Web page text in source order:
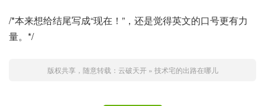
/*本来想给结尾写成“现在！”，还是觉得英文的口号更有力
量。*/
版权共享，随意转载： 云破天开» 技术宅的出路在哪儿